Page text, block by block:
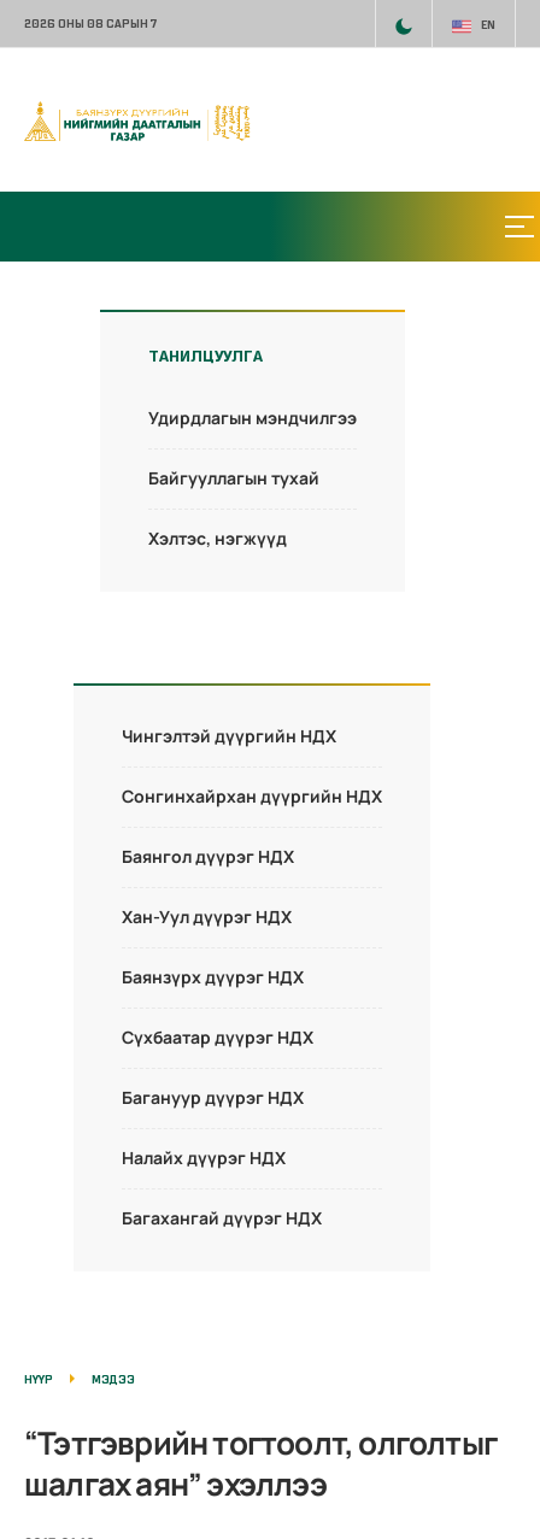
2026 ОНЫ 08 САРЫН 7 EN
ТАНИЛЦУУЛГА
Удирдлагын мэндчилгээ
Байгууллагын тухай
Хэлтэс, нэгжүүд
Чингэлтэй дүүргийн НДХ
Сонгинхайрхан дүүргийн НДХ
Баянгол дүүрэг НДХ
Хан-Уул дүүрэг НДХ
Баянзүрх дүүрэг НДХ
Сүхбаатар дүүрэг НДХ
Багануур дүүрэг НДХ
Налайх дүүрэг НДХ
Багахангай дүүрэг НДХ
НҮҮР МЭДЭЭ
“Тэтгэврийн тогтоолт, олголтыг
шалгах аян” эхэллээ